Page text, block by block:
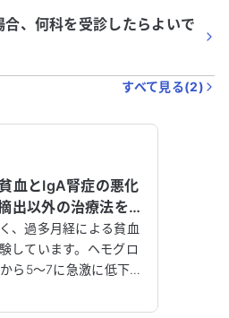
、何科を受診したらよいで
すべて見る(2)
血とIgA腎症の悪化
出以外の治療法を
い。
、過多月経による貧血
しています。ヘモグロ
ら5〜7に急激に低下す
に心配です。これま
スを整えるためにピル